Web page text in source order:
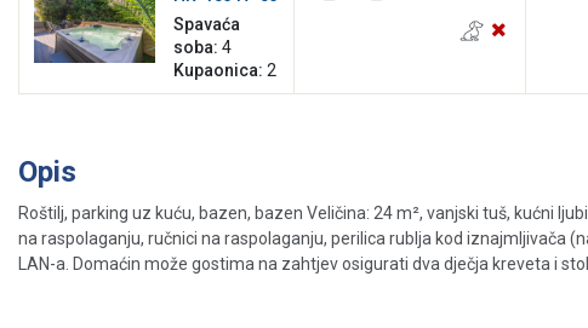
Spavaća
soba: 4
Kupaonica: 2
Opis
Roštilj, parking uz kuću, bazen, bazen Veličina: 24 m², vanjski tuš, kućni
na raspolaganju, ručnici na raspolaganju, perilica rublja kod iznajmljivača
LAN-a. Domaćin može gostima na zahtjev osigurati dva dječja kreveta i